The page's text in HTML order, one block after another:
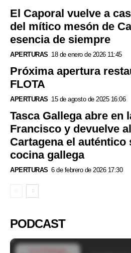
El Caporal vuelve a
del mítico mesón de
esencia de siempre
APERTURAS 18 de enero de 2026 11:45
Próxima apertura
FLOTA
APERTURAS 15 de agosto de 2025 16:06
Tasca Gallega abre en
Francisco y devuelve
Cartagena el auténtico
cocina gallega
APERTURAS 6 de febrero de 2026 17:30
PODCAST